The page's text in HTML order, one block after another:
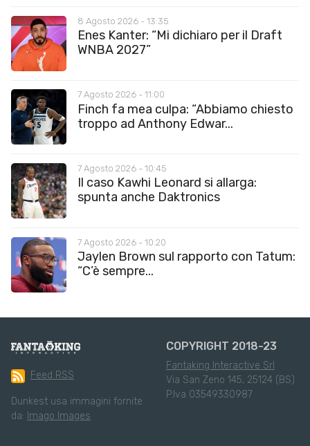
8 Agosto 2026 - 13:35
Enes Kanter: “Mi dichiaro per il Draft
WNBA 2027”
7 Agosto 2026 - 11:00
Finch fa mea culpa: “Abbiamo chiesto
troppo ad Anthony Edwar...
7 Agosto 2026 - 10:45
Il caso Kawhi Leonard si allarga:
spunta anche Daktronics
7 Agosto 2026 - 10:20
Jaylen Brown sul rapporto con Tatum:
“C’è sempre...
Feed RSS
Dunkest usa immagini fornite
da: Imago Images
COPYRIGHT 2018-23
Fantaking Interactive Srl
Via San Zeno 145, 25124 (BS)
P.Iva 03549330987